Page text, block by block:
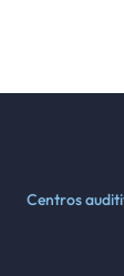
Centros